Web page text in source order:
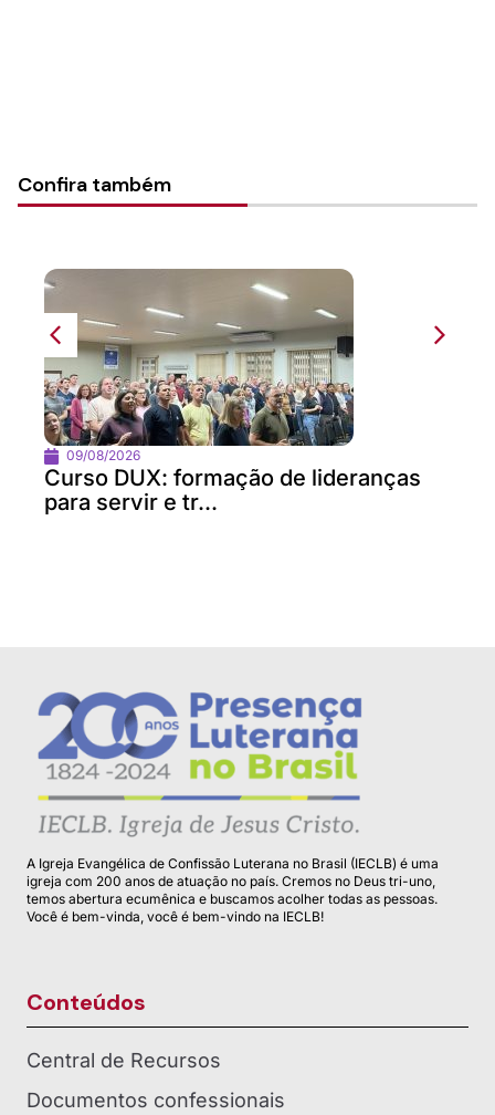
Confira também
09/08/2026
Curso DUX: formação de lideranças
para servir e tr...
A Igreja Evangélica de Confissão Luterana no Brasil (IECLB) é uma
igreja com 200 anos de atuação no país. Cremos no Deus tri-uno,
temos abertura ecumênica e buscamos acolher todas as pessoas.
Você é bem-vinda, você é bem-vindo na IECLB!
Conteúdos
Central de Recursos
Documentos confessionais